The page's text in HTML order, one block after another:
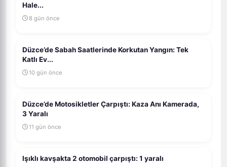
Hale...
8 gün önce
Düzce’de Sabah Saatlerinde Korkutan Yangın: Tek
Katlı Ev...
10 gün önce
Düzce’de Motosikletler Çarpıştı: Kaza Anı Kamerada,
3 Yaralı
11 gün önce
Işıklı kavşakta 2 otomobil çarpıştı: 1 yaralı